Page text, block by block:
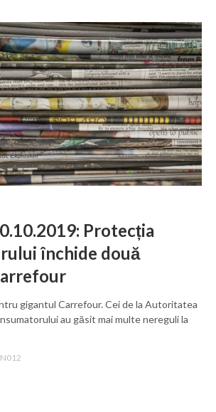
Protecția
închide două
gigantul Carrefour. Cei de la Autoritatea
au găsit mai multe nereguli la